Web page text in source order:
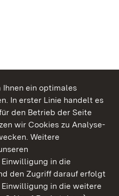
Ihnen ein optimales
In erster Linie handelt es
den Betrieb der Seite
wir Cookies zu Analyse-
Weitere
Einwilligung in die
den Zugriff darauf erfolgt
Einwilligung in die weitere
Baden-Württemberg